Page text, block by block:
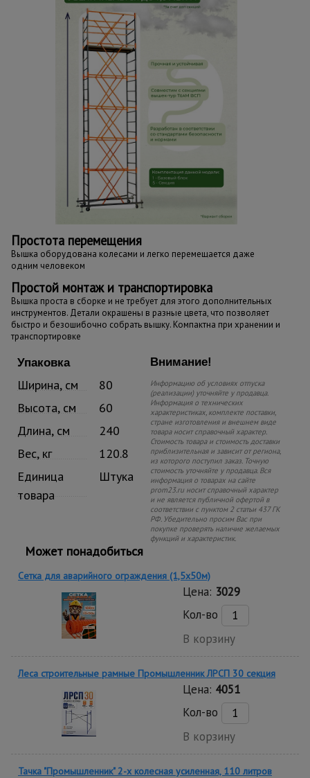
Простота перемещения
Вышка оборудована колесами и легко перемещается даже
одним человеком
Простой монтаж и транспортировка
Вышка проста в сборке и не требует для этого дополнительных
инструментов. Детали окрашены в разные цвета, что позволяет
быстро и безошибочно собрать вышку. Компактна при хранении и
транспортировке
Упаковка
Ширина, см
80
Высота, см
60
Длина, см
240
Вес, кг
120.8
Единица
товара
Штука
Внимание!
Информацию об условиях отпуска
(реализации) уточняйте у продавца.
Информация о технических
характеристиках, комплекте поставки,
стране изготовления и внешнем виде
товара носит справочный характер.
Стоимость товара и стоимость доставки
приблизительная и зависит от региона,
из которого поступил заказ. Точную
стоимость уточняйте у продавца. Вся
информация о товарах на сайте
prom23.ru носит справочный характер
и не является публичной офертой в
соответствии с пунктом 2 статьи 437 ГК
РФ. Убедительно просим Вас при
покупке проверять наличие желаемых
функций и характеристик.
Может понадобиться
Сетка для аварийного ограждения (1,5х50м)
Цена: 3029
Кол-во
В корзину
Леса строительные рамные Промышленник ЛРСП 30 секция
Цена: 4051
Кол-во
В корзину
Тачка "Промышленник" 2-х колесная усиленная, 110 литров